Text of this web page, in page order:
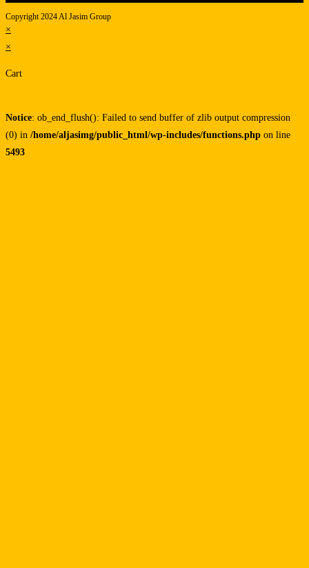
Copyright 2024 Al Jasim Group
×
×
Cart
Notice: ob_end_flush(): Failed to send buffer of zlib output compression
(0) in /home/aljasimg/public_html/wp-includes/functions.php on line
5493